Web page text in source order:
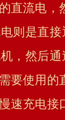
直流电，
则是直
，然后
要使用的
速充电接